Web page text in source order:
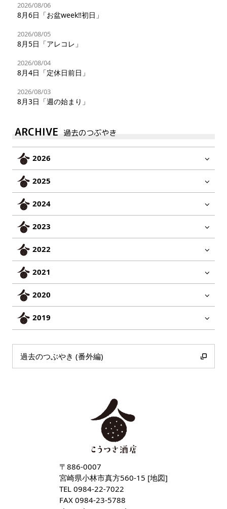
2026/08/06
8月6日「お盆week‼︎初日」
2026/08/05
8月5日「アレコレ」
2026/08/04
8月4日「定休日前日」
2026/08/03
8月3日「週の始まり」
ARCHIVE 過去のつぶやき
2026
2025
2024
2023
2022
2021
2020
2019
過去のつぶやき (番外編)
〒886-0007
宮崎県小林市真方560-15 [地図]
TEL 0984-22-7022
FAX 0984-23-5788